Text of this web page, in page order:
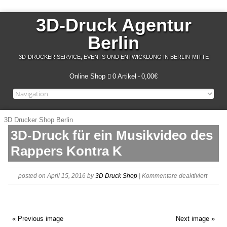
3D-Druck Agentur
Berlin
3D-DRUCKER SERVICE, EVENTS UND ENTWICKLUNG IN BERLIN-MITTE
Online Shop 0 Artikel 0,00€
3D Drucker Shop Berlin
3D-Druck für ein Musikvideo des
Rappers Kontra K
posted on April 15, 2016 by3D Druck Shop Kommentare deaktiviertfür
Next image »
« Previous image